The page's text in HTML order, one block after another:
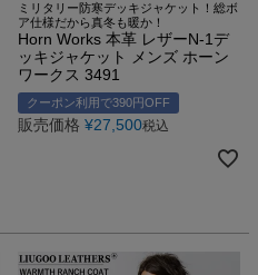
ミリタリー防寒デッキジャケット！総ボ
ア仕様だから真冬も暖か！
Horn Works 本革 レザーN-1デ
ッキジャケット メンズ ホーン
ワークス 3491
クーポン利用で390円OFF
販売価格 ¥27,500税込